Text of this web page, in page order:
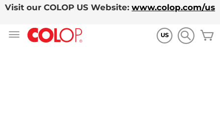
Visit our COLOP US Website: www.colop.com/us
US